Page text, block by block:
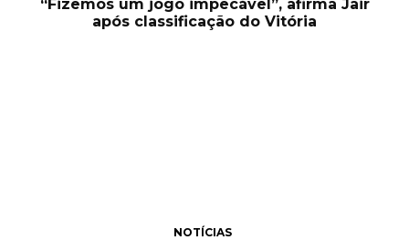
“Fizemos um jogo impecável”, afirma Jair
após classificação do Vitória
NOTÍCIAS